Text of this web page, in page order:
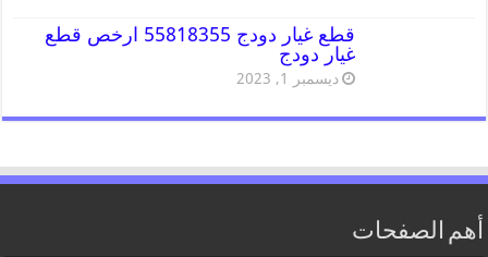
قطع غيار دودج 55818355 ارخص قطع
غيار دودج
ديسمبر 1, 2023
أهم الصفحات